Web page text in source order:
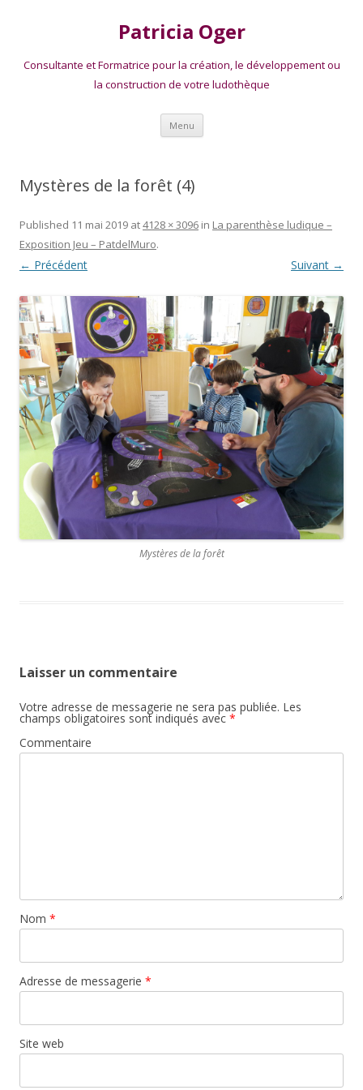
Patricia Oger
Consultante et Formatrice pour la création, le développement ou
la construction de votre ludothèque
Menu Aller
contenu
Mystères de la forêt (4)
Published 11 mai 2019 at4128 × 3096 in La parenthèse ludique –
Exposition Jeu – PatdelMuro.
← Précédent Suivant →
Mystères de la forêt
Laisser un commentaire
Votre adresse de messagerie ne sera pas publiée. Les
champs obligatoires sont indiqués avec *
Commentaire
Nom *
Adresse de messagerie *
Site web